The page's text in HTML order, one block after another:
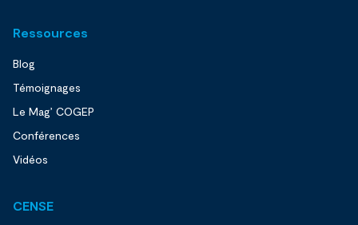
Ressources
Blog
Témoignages
Le Mag’ COGEP
Conférences
Vidéos
CENSE